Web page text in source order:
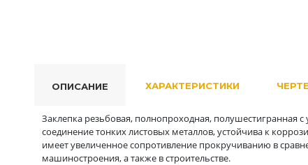
ОПИСАНИЕ
Заклепка резьбовая, полнопроходная,
соединение тонких листовых металлов, устойчива к
имеет увеличенное сопротивление прокручиванию в
машиностроения, а также в строительстве.
ХАРАКТЕРИСТИКИ